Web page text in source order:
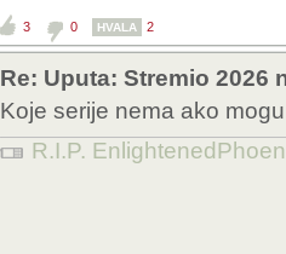
3 0 HVALA 2
Re: Uputa: Stremio 2026
Koje serije nema ako
R.I.P.